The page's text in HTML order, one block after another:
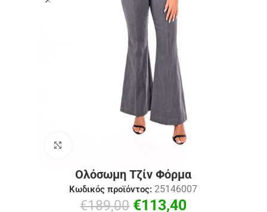
Ολόσωμη Τζίν Φόρμα
Κωδικός προϊόντος:25146007
€189,00 €113,40